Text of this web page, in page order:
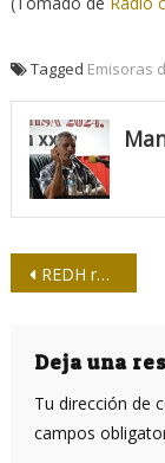
Tagged Emisoras
entradas
REDH reprueba veto del Gobierno de Brasil a incorporación de Venezuela como asociado al bloque BRICS
Deja una
Tu dirección de
campos